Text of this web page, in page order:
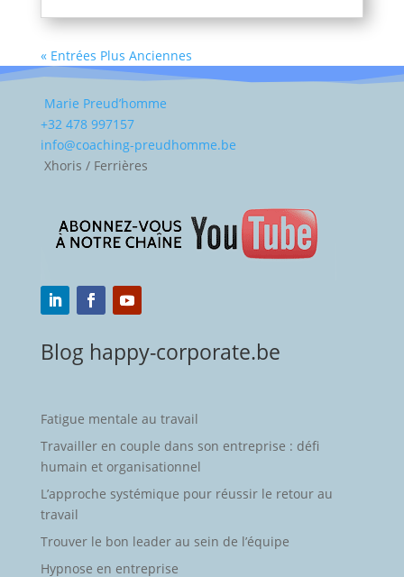
« Entrées Plus Anciennes
Marie Preud’homme
+32 478 997157
info@coaching-preudhomme.be
Xhoris / Ferrières
Blog happy-corporate.be
Fatigue mentale au travail
Travailler en couple dans son entreprise : défi
humain et organisationnel
L’approche systémique pour réussir le retour au
travail
Trouver le bon leader au sein de l’équipe
Hypnose en entreprise